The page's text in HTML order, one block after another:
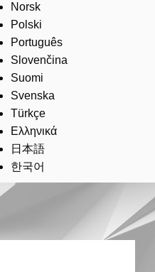
Norsk
Polski
Português
Slovenčina
Suomi
Svenska
Türkçe
Ελληνικά
日本語
한국어